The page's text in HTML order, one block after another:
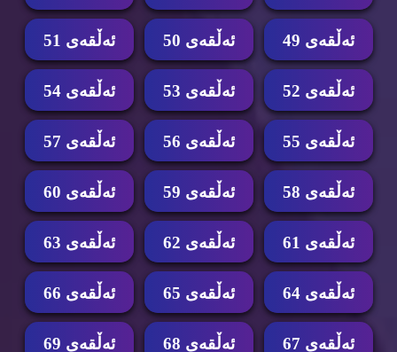
ئه‌ڵقه‌ی 49 ئه‌ڵقه‌ی 50 ئه‌ڵقه‌ی 51
ئه‌ڵقه‌ی 52 ئه‌ڵقه‌ی 53 ئه‌ڵقه‌ی 54
ئه‌ڵقه‌ی 55 ئه‌ڵقه‌ی 56 ئه‌ڵقه‌ی 57
ئه‌ڵقه‌ی 58 ئه‌ڵقه‌ی 59 ئه‌ڵقه‌ی 60
ئه‌ڵقه‌ی 61 ئه‌ڵقه‌ی 62 ئه‌ڵقه‌ی 63
ئه‌ڵقه‌ی 64 ئه‌ڵقه‌ی 65 ئه‌ڵقه‌ی 66
ئه‌ڵقه‌ی 67 ئه‌ڵقه‌ی 68 ئه‌ڵقه‌ی 69